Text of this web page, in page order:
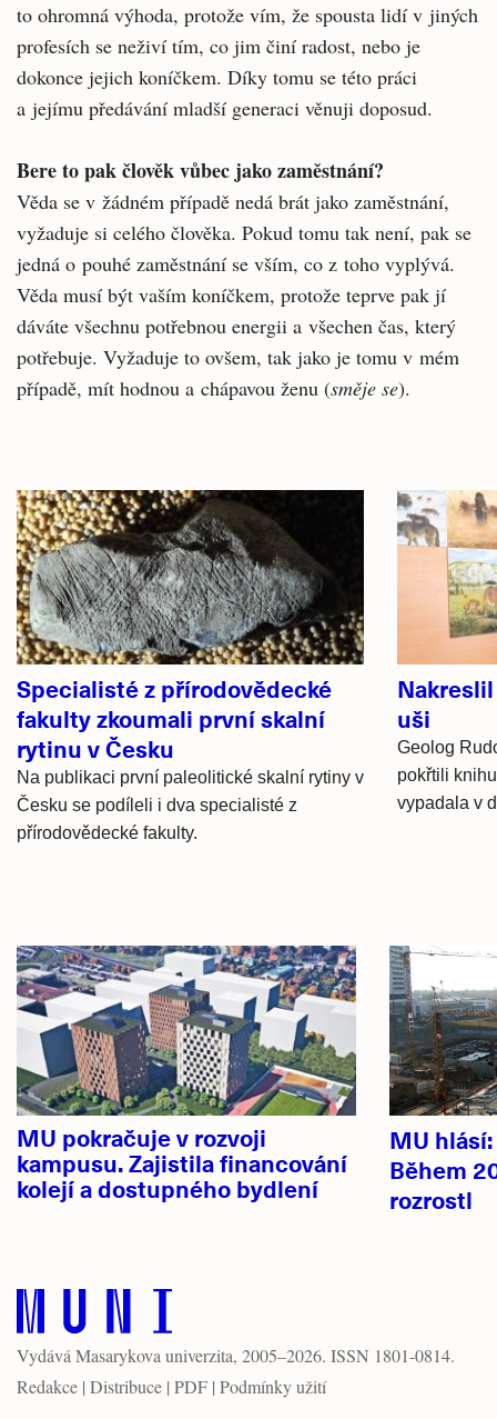
to ohromná výhoda, protože vím, že spousta lidí v jiných
profesích se neživí tím, co jim činí radost, nebo je
dokonce jejich koníčkem. Díky tomu se této práci
a jejímu předávání mladší generaci věnuji doposud.
Bere to pak člověk vůbec jako zaměstnání?
Věda se v žádném případě nedá brát jako zaměstnání,
vyžaduje si celého člověka. Pokud tomu tak není, pak se
jedná o pouhé zaměstnání se vším, co z toho vyplývá.
Věda musí být vaším koníčkem, protože teprve pak jí
dáváte všechnu potřebnou energii a všechen čas, který
potřebuje. Vyžaduje to ovšem, tak jako je tomu v mém
případě, mít hodnou a chápavou ženu (směje se).
Související
články
Specialisté z přírodovědecké
fakulty zkoumali první skalní
rytinu v Česku
Na publikaci první paleolitické skalní rytiny v
Česku se podíleli i dva specialisté z
přírodovědecké fakulty.
uši
Geolog
pokřtili
vypadala v
Hlavní
novinky
MU pokračuje v rozvoji
kampusu. Zajistila financování
kolejí a dostupného bydlení
MU
Během
rozrostl
Vydává Masarykova univerzita, 2005–2026. ISSN 1801-0814.
Redakce | Distribuce | PDF | Podmínky užití